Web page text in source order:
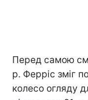
Перед самою
р. Ферріс зміг
колесо огляду